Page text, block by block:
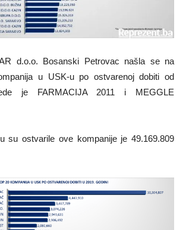
d.o.o. Bosanski Petrovac našla se na
u USK-u po ostvarenoj dobiti od
je FARMACIJA 2011 i MEGGLE
su ostvarile ove kompanije je 49.169.809